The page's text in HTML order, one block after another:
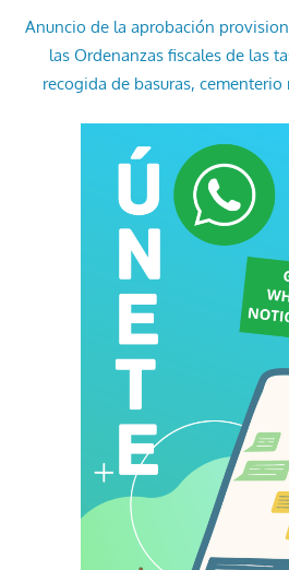
Anuncio de la aprobación
las Ordenanzas fiscales de las
recogida de basuras,